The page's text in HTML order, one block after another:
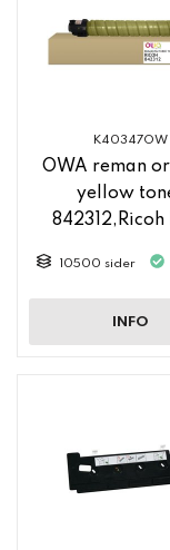
K40347OW
OWA reman
yellow
842312,Ricoh
10500 sider
INFO